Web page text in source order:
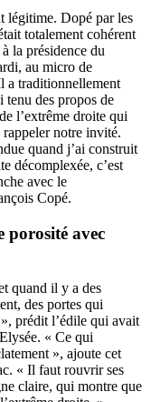
légitime. Dopé par les
totalement cohérent
la présidence du
au micro de
a traditionnellement
tenu des propos de
l’extrême droite qui
notre invité.
quand j’ai construit
décomplexée, c’est
avec le
Copé.
porosité avec
quand il y a des
des portes qui
prédit l’édile qui avait
« Ce qui
», ajoute cet
« Il faut rouvrir ses
claire, qui montre que